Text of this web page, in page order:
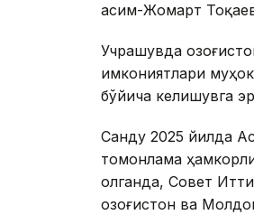
Қасим-Жомарт
Учрашувда
имкониятлари
бўйича келишувга
Санду 2025 йилда
томонлама
олганда, Совет
Қозоғистон ва